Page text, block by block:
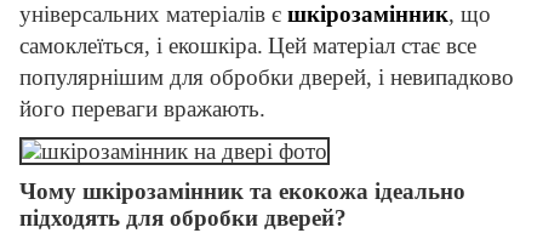
універсальних матеріалів є шкірозамінник, що
самоклеїться, і екошкіра. Цей матеріал стає все
популярнішим для обробки дверей, і невипадково
його переваги вражають.
Чому шкірозамінник та екокожа ідеально
підходять для обробки дверей?